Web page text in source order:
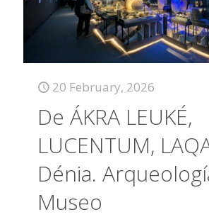
20 February, 2026
De ÁKRA LEUKÉ,
LUCENTUM,
Dénia.
Museo